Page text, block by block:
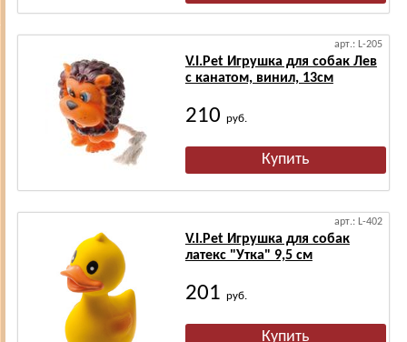
арт.: L-205
V.I.Pet Игрушка для собак Лев
с канатом, винил, 13см
210 руб.
арт.: L-402
V.I.Pet Игрушка для собак
латекс "Утка" 9,5 см
201 руб.